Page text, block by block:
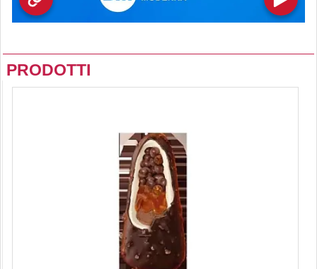
PRODOTTI